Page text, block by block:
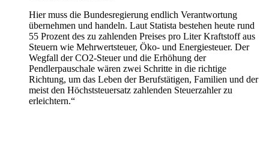
Hier muss die Bundesregierung endlich Verantwortung
übernehmen und handeln. Laut Statista bestehen heute rund
55 Prozent des zu zahlenden Preises pro Liter Kraftstoff aus
Steuern wie Mehrwertsteuer, Öko- und Energiesteuer. Der
Wegfall der CO2-Steuer und die Erhöhung der
Pendlerpauschale wären zwei Schritte in die richtige
Richtung, um das Leben der Berufstätigen, Familien und der
meist den Höchststeuersatz zahlenden Steuerzahler zu
erleichtern.“